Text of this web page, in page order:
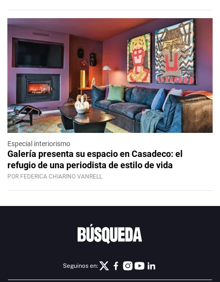
Especial interiorismo
Galería presenta su espacio en Casadeco: el
refugio de una periodista de estilo de vida
POR FEDERICA CHIARINO VANRELL
Seguinos en: